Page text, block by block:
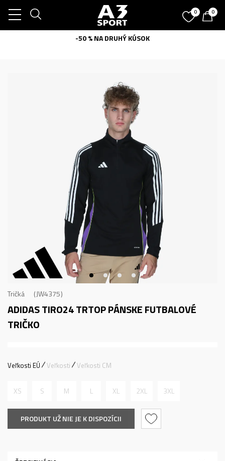
0 0
-50 % NA DRUHÝ KÚSOK
Tričká JW4375
ADIDAS TIRO24 TRTOPPÁNSKE FUTBALOVÉ
TRIČKO
Veľkosti EÚ Veľkosti Veľkosti CM
XS S M L XL 2XL 3XL
PRODUKT UŽ NIE JE K DISPOZÍCII